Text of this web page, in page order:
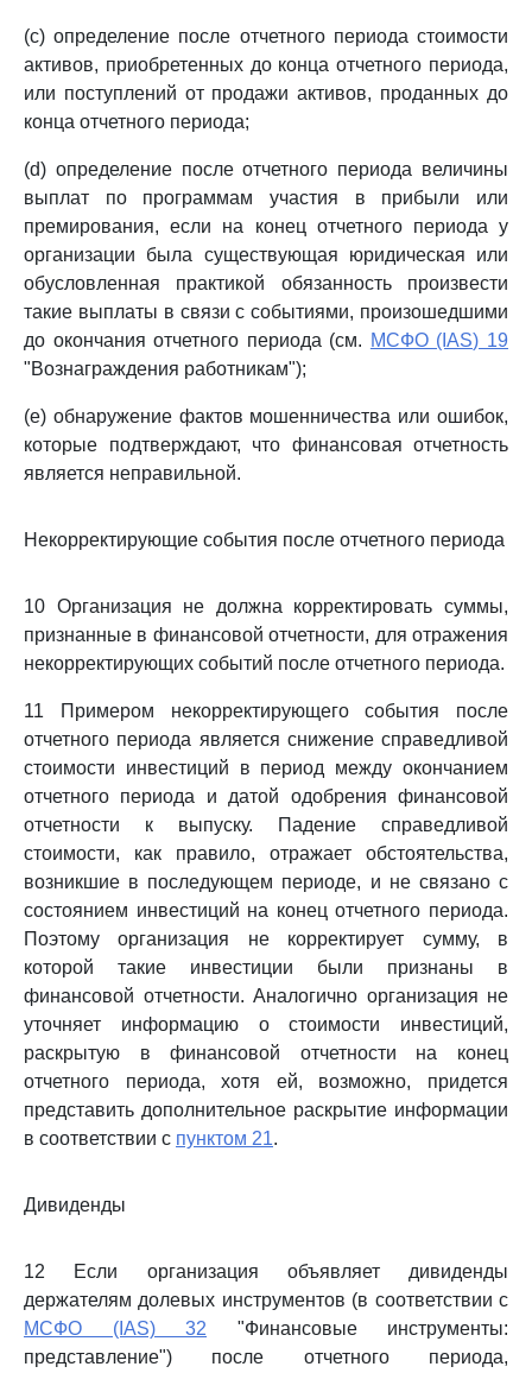
(c) определение после отчетного периода стоимости
активов, приобретенных до конца отчетного периода,
или поступлений от продажи активов, проданных до
конца отчетного периода;
(d) определение после отчетного периода величины
выплат по программам участия в прибыли или
премирования, если на конец отчетного периода у
организации была существующая юридическая или
обусловленная практикой обязанность произвести
такие выплаты в связи с событиями, произошедшими
до окончания отчетного периода (см. МСФО (IAS) 19
"Вознаграждения работникам");
(e) обнаружение фактов мошенничества или ошибок,
которые подтверждают, что финансовая отчетность
является неправильной.
Некорректирующие события после отчетного периода
10 Организация не должна корректировать суммы,
признанные в финансовой отчетности, для отражения
некорректирующих событий после отчетного периода.
11 Примером некорректирующего события после
отчетного периода является снижение справедливой
стоимости инвестиций в период между окончанием
отчетного периода и датой одобрения финансовой
отчетности к выпуску. Падение справедливой
стоимости, как правило, отражает обстоятельства,
возникшие в последующем периоде, и не связано с
состоянием инвестиций на конец отчетного периода.
Поэтому организация не корректирует сумму, в
которой такие инвестиции были признаны в
финансовой отчетности. Аналогично организация не
уточняет информацию о стоимости инвестиций,
раскрытую в финансовой отчетности на конец
отчетного периода, хотя ей, возможно, придется
представить дополнительное раскрытие информации
в соответствии с пунктом 21.
Дивиденды
12 Если организация объявляет дивиденды
держателям долевых инструментов (в соответствии с
МСФО (IAS) 32 "Финансовые инструменты:
представление") после отчетного периода,